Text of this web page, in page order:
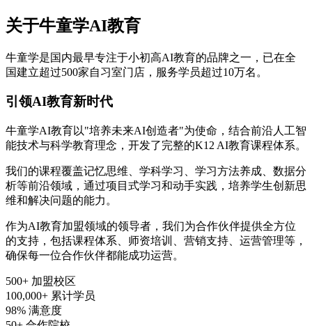
关于牛童学AI教育
牛童学是国内最早专注于小初高AI教育的品牌之一，已在全
国建立超过500家自习室门店，服务学员超过10万名。
引领AI教育新时代
牛童学AI教育以"培养未来AI创造者"为使命，结合前沿人工智
能技术与科学教育理念，开发了完整的K12 AI教育课程体系。
我们的课程覆盖记忆思维、学科学习、学习方法养成、数据分
析等前沿领域，通过项目式学习和动手实践，培养学生创新思
维和解决问题的能力。
作为AI教育加盟领域的领导者，我们为合作伙伴提供全方位
的支持，包括课程体系、师资培训、营销支持、运营管理等，
确保每一位合作伙伴都能成功运营。
500+ 加盟校区
100,000+ 累计学员
98% 满意度